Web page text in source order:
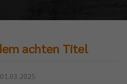
achten Titel